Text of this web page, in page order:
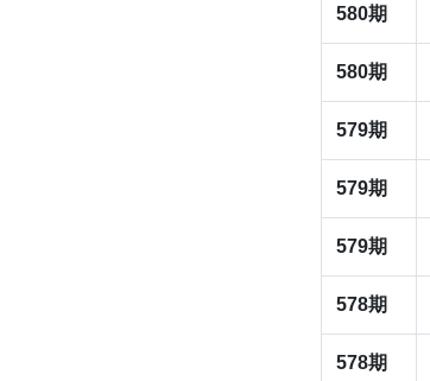
580期
580期
579期
579期
579期
578期
578期